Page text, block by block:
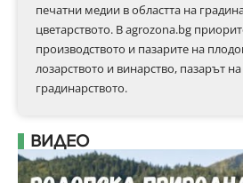
печатни медии в областта на
цветарството. В agrozona.bg
производството и пазарите на
лозарството и винарство, пазарът
градинарството.
ВИДЕО